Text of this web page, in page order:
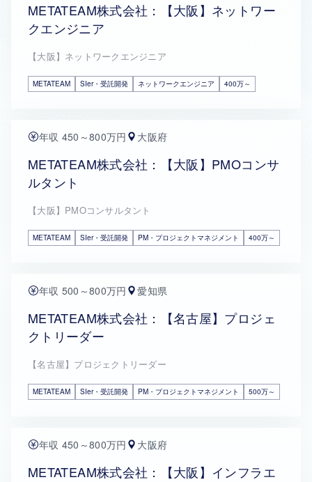
METATEAM株式会社：【大阪】ネットワー
クエンジニア
【大阪】ネットワークエンジニア
METATEAM SIer・受託開発 ネットワークエンジニア 400万～
年収 450～800万円 大阪府
METATEAM株式会社：【大阪】PMOコンサ
ルタント
【大阪】PMOコンサルタント
METATEAM SIer・受託開発 PM・プロジェクトマネジメント 400万～
年収 500～800万円 愛知県
METATEAM株式会社：【名古屋】プロジェ
クトリーダー
【名古屋】プロジェクトリーダー
METATEAM SIer・受託開発 PM・プロジェクトマネジメント 500万～
年収 450～800万円 大阪府
METATEAM株式会社：【大阪】インフラエ